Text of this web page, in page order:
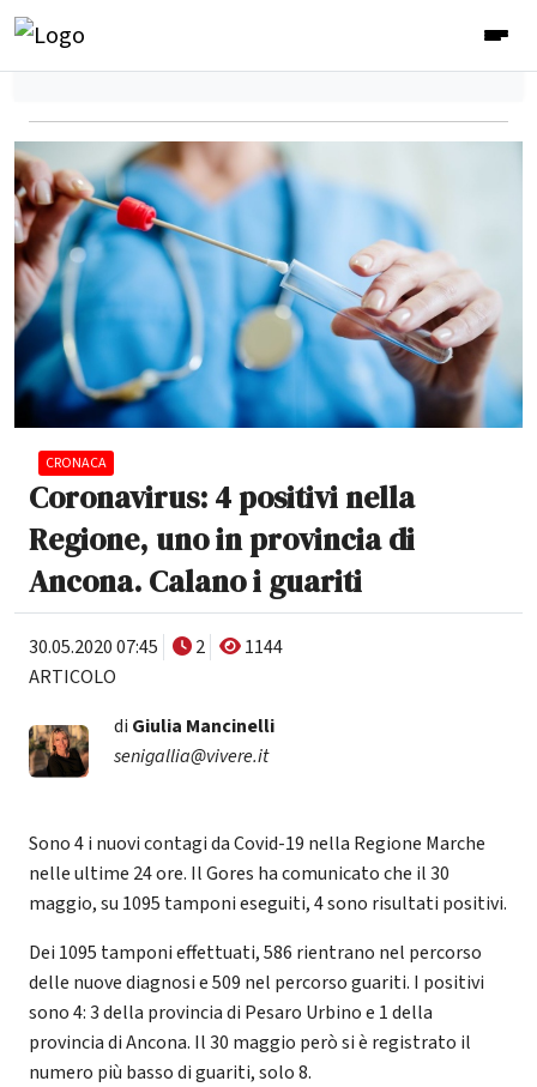
CRONACA
Coronavirus: 4 positivi nella
Regione, uno in provincia di
Ancona. Calano i guariti
30.05.2020 07:45 2
1144
ARTICOLO
di Giulia Mancinelli
senigallia@vivere.it
Sono 4 i nuovi contagi da Covid-19 nella Regione Marche
nelle ultime 24 ore. Il Gores ha comunicato che il 30
maggio, su 1095 tamponi eseguiti, 4 sono risultati positivi.
Dei 1095 tamponi effettuati, 586 rientrano nel percorso
delle nuove diagnosi e 509 nel percorso guariti. I positivi
sono 4: 3 della provincia di Pesaro Urbino e 1 della
provincia di Ancona. Il 30 maggio però si è registrato il
numero più basso di guariti, solo 8.